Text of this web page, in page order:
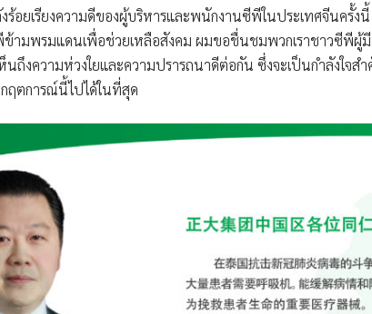
อยเรียงความดีของผู้บริหารและพนักงานซีพีในประเทศจีนครั้ง
ามพรมแดนเพื่อช่วยเหลือสังคม ผมขอชื่นชมพวกเราชาวซีพีผู้มี
นถึงความห่วงใยและความปรารถนาดีต่อกัน ซึ่งจะเป็นกำลังใจ
ฤตการณ์นี้ไปได้ในที่สุด